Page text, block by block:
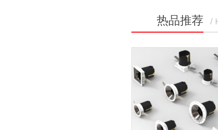
热品推荐 /